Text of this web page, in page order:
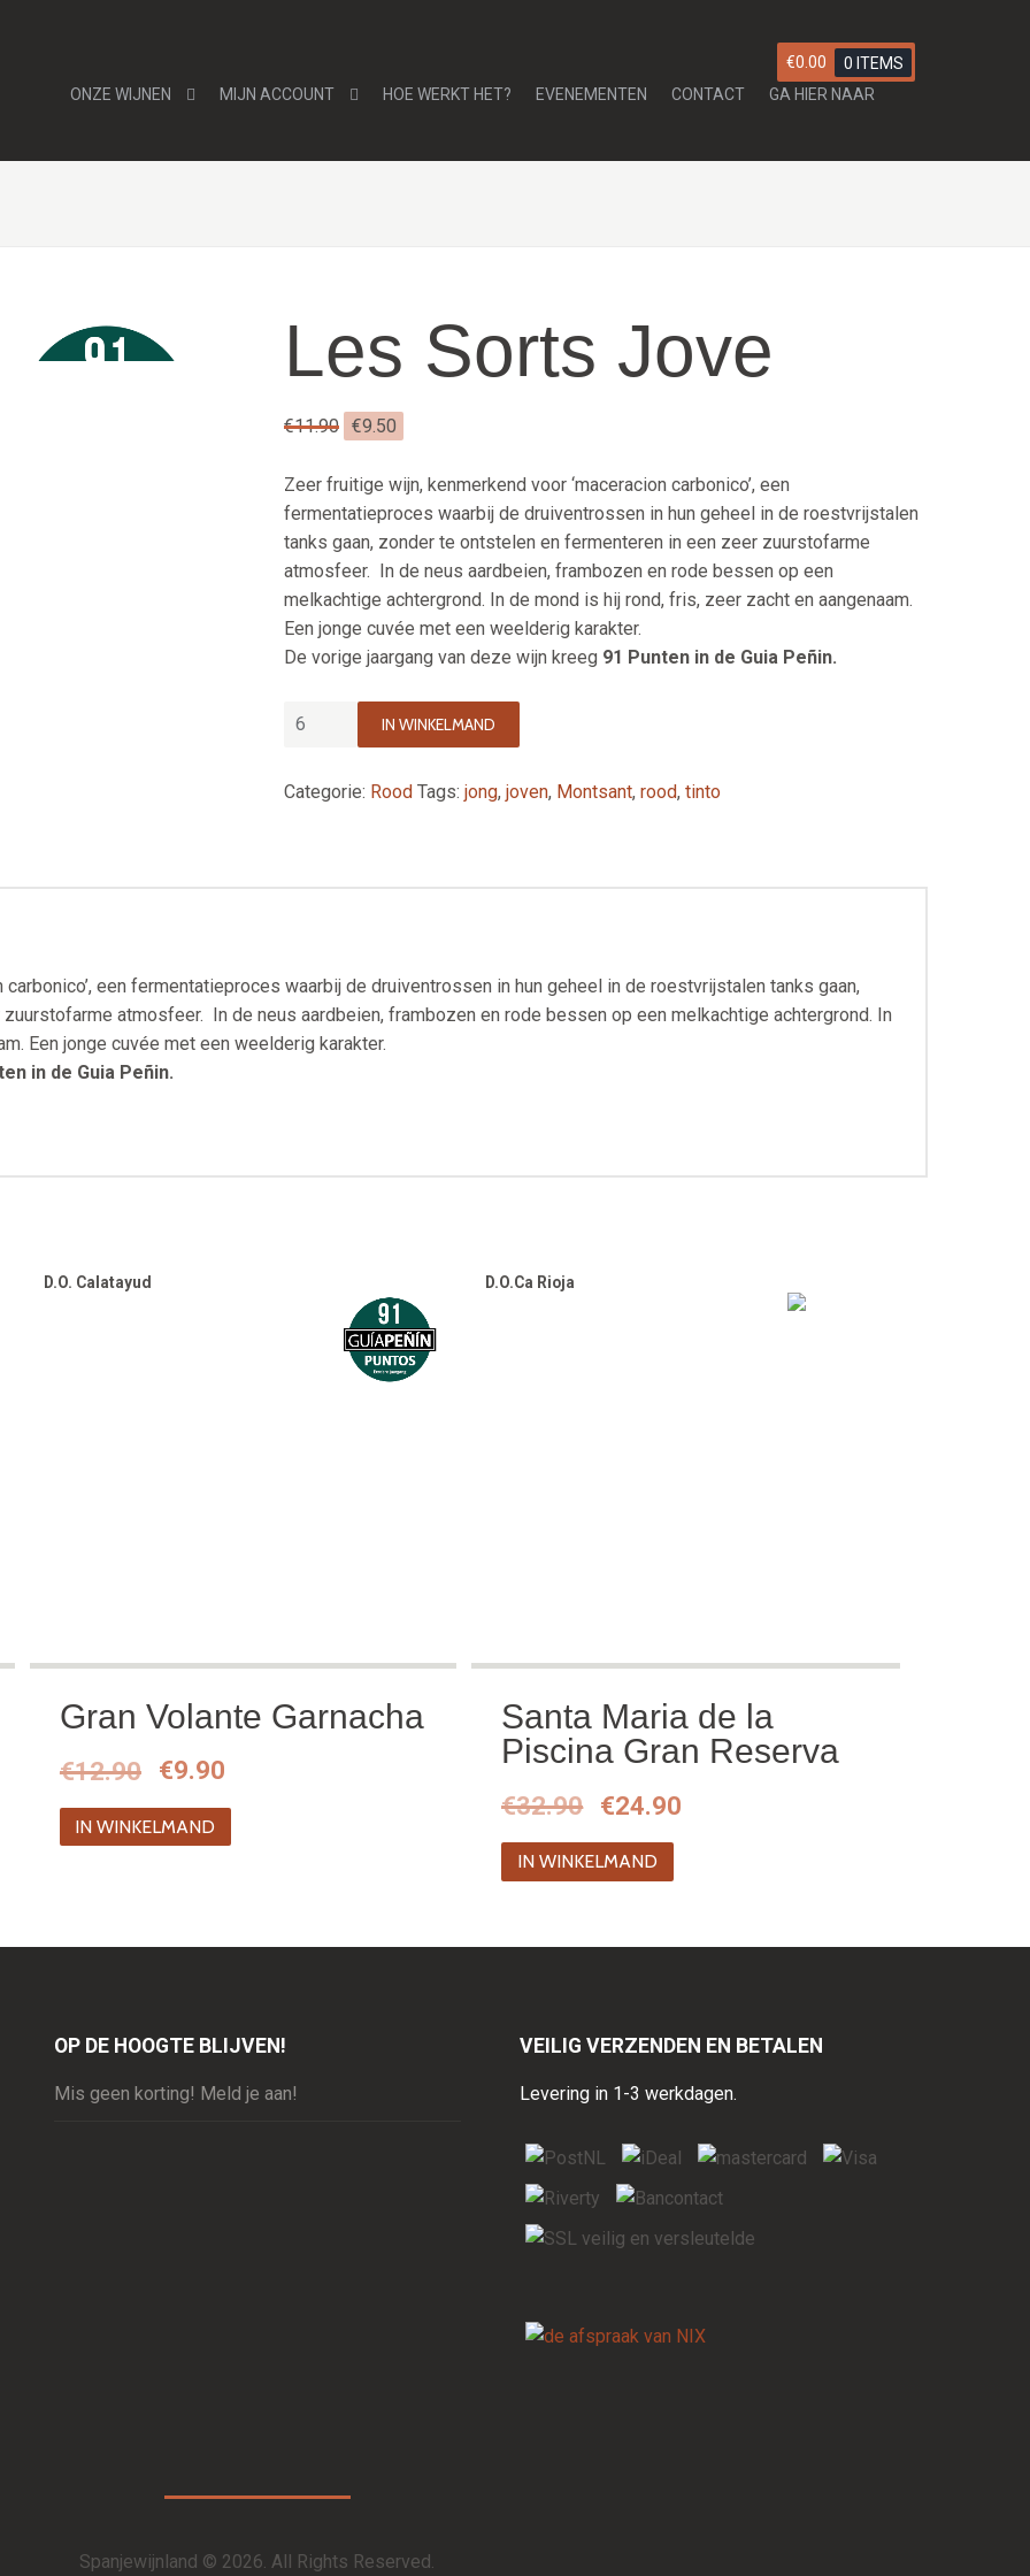
€0.00
0 ITEMS
ONZE WIJNEN
MIJN ACCOUNT HOE WERKT HET? EVENEMENTEN CONTACT GA HIER NAAR
Les Sorts Jove
€11.90 Oorspronkelijke
was:
€11.90.
€9.50
is:
€9.50.
Zeer fruitige wijn, kenmerkend voor ‘maceracion carbonico’, een
fermentatieproces waarbij de druiventrossen in hun geheel in de roestvrijstalen
tanks gaan, zonder te ontstelen en fermenteren in een zeer zuurstofarme
atmosfeer. In de neus aardbeien, frambozen en rode bessen op een
melkachtige achtergrond. In de mond is hij rond, fris, zeer zacht en aangenaam.
Een jonge cuvée met een weelderig karakter.
De vorige jaargang van deze wijn kreeg 91 Punten in de Guia Peñin.
IN WINKELMAND
Categorie: Rood Tags:jong,joven, Montsant,rood,tinto
een fermentatieproces waarbij de druiventrossen in hun geheel in de roestvrijstalen tanks gaan,
atmosfeer. In de neus aardbeien, frambozen en rode bessen op een melkachtige achtergrond. In
Een jonge cuvée met een weelderig karakter.
in de Guia Peñin.
D.O. Calatayud
Gran Volante Garnacha
€12.90
Oorspronkelijke
prijs
was:
€9.90
IN WINKELMAND
D.O.Ca Rioja
Santa Maria de la
Piscina Gran Reserva
€32.90 Oorspronkelijke
prijs
was:
€24.90
IN WINKELMAND
OP DE HOOGTE BLIJVEN!
Mis geen korting! Meld je aan!
VEILIG VERZENDEN EN BETALEN
Levering in 1-3 werkdagen.
Spanjewijnland © 2026. All Rights Reserved.